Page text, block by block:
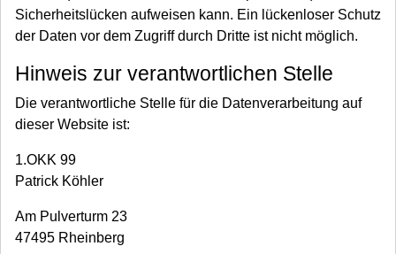
Sicherheitslücken aufweisen kann. Ein lückenloser Schutz
der Daten vor dem Zugriff durch Dritte ist nicht möglich.
Hinweis zur verantwortlichen Stelle
Die verantwortliche Stelle für die Datenverarbeitung auf
dieser Website ist:
1.OKK 99
Patrick Köhler
Am Pulverturm 23
47495 Rheinberg